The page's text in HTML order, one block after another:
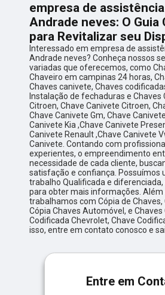
empresa de
Andrade neves: O Guia
para Revitalizar seu
Interessado em empresa de
Andrade neves? Conheça nossos
variadas que oferecemos, como
Chaveiro em campinas 24 horas,
Chaves canivete, Chaves
Instalação de fechaduras e Chaves
Citroen, Chave Canivete Citroen,
Chave Canivete Gm, Chave
Canivete Kia ,Chave Canivete
Canivete Renault ,Chave Canivete
Canivete. Contando com
experientes, o empreendimento
necessidade de cada cliente,
satisfação e confiança. Possuímos
trabalho Qualificada e
para obter mais informações. Além
trabalhamos com Cópia de Chaves,
Cópia Chaves Automóvel, e Chaves
Codificada Chevrolet, Chave
isso, entre em contato conosco e
Entre em